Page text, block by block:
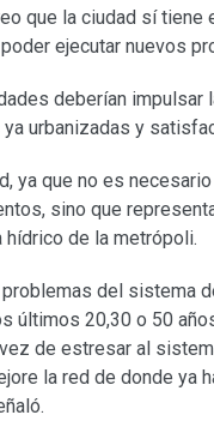
que la ciudad sí tiene
ejecutar nuevos
deberían
urbanizadas y
ya que no es
sino que
de la metrópoli.
del sistema
últimos 20,30 o 50
de estresar al
la red de donde ya